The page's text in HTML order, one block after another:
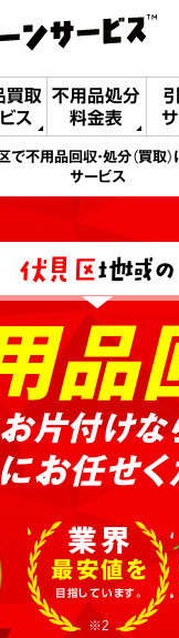
買取
ス
不用品処分
料金表
不用品回収・処分（買取
サービス
伏見区地域の
品
お片付けな
お任せ
業界
最安値を
目指しています。
※2